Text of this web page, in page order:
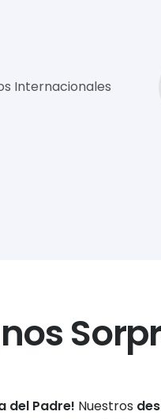
Internacionales
del Padre! Nuestros